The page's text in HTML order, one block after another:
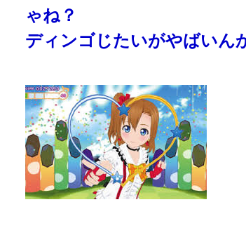
ゃね？
ディンゴじたいがやばいん